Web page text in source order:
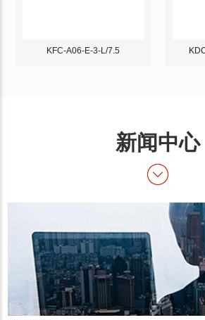
KFC-A06-E-3-L/7.5
新闻中心